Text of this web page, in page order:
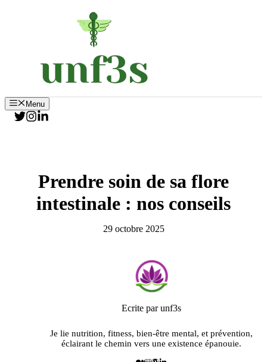
Menu
Prendre soin de sa flore
intestinale : nos conseils
29 octobre 2025
Ecrite par unf3s
Je lie nutrition, fitness, bien-être mental, et prévention,
éclairant le chemin vers une existence épanouie.